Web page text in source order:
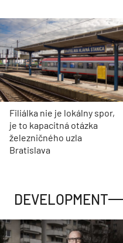
Filiálka nie je lokálny spor,
je to kapacitná otázka
železničného uzla
Bratislava
DEVELOPMENT